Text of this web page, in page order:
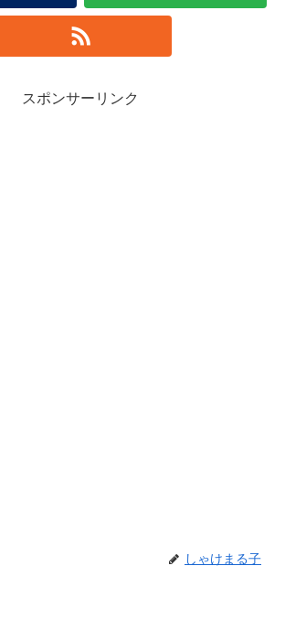
スポンサーリンク
しゃけまる子